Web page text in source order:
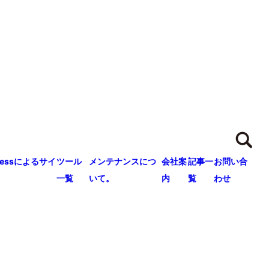
によるサイ ツール
一覧
メンテナンスにつ
いて。
会社案
内
記事一
覧
お問い合
わせ